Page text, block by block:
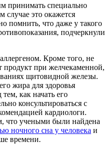
принимать специально
это окажется
помнить, что даже у такого
подчеркнули
Кроме того, не
продукт при желчекаменной,
щитовидной железы.
жира для здоровья
как начать его
консультироваться с
кардиологи.
что учеными были найдена
ночного сна у человека и
времени.